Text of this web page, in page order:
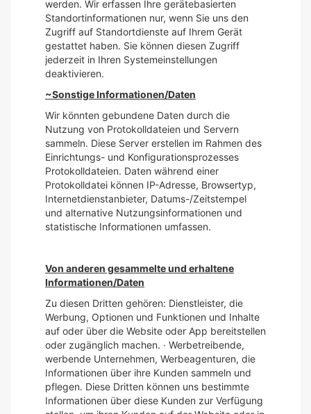
werden. Wir erfassen Ihre gerätebasierten
Standortinformationen nur, wenn Sie uns den
Zugriff auf Standortdienste auf Ihrem Gerät
gestattet haben. Sie können diesen Zugriff
jederzeit in Ihren Systemeinstellungen
deaktivieren.
~Sonstige Informationen/Daten
Wir könnten gebundene Daten durch die
Nutzung von Protokolldateien und Servern
sammeln. Diese Server erstellen im Rahmen des
Einrichtungs- und Konfigurationsprozesses
Protokolldateien. Daten während einer
Protokolldatei können IP-Adresse, Browsertyp,
Internetdienstanbieter, Datums-/Zeitstempel
und alternative Nutzungsinformationen und
statistische Informationen umfassen.
Von anderen gesammelte und erhaltene
Informationen/Daten
Zu diesen Dritten gehören: Dienstleister, die
Werbung, Optionen und Funktionen und Inhalte
auf oder über die Website oder App bereitstellen
oder zugänglich machen. · Werbetreibende,
werbende Unternehmen, Werbeagenturen, die
Informationen über ihre Kunden sammeln und
pflegen. Diese Dritten können uns bestimmte
Informationen über diese Kunden zur Verfügung